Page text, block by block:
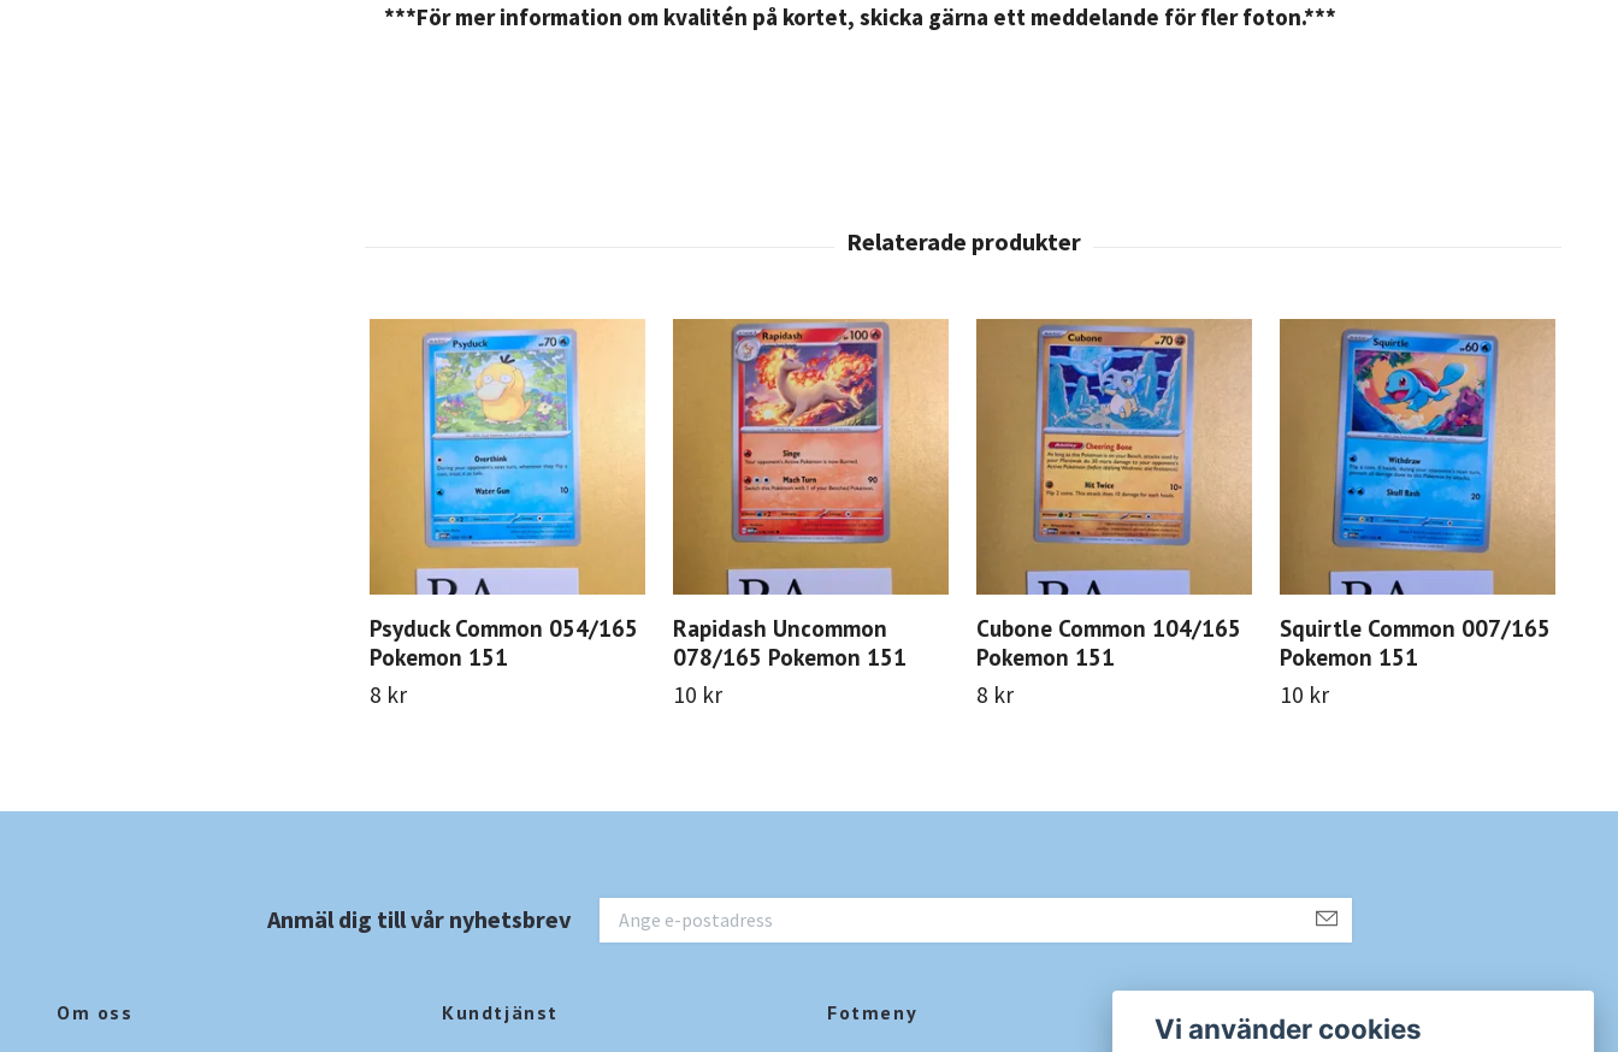
***För mer information om kvalitén på kortet, skicka gärna ett meddelande för fler foton.***
Psyduck Common 054/165
Pokemon 151
8 kr
Rapidash Uncommon
078/165 Pokemon 151
10 kr
Cubone Common 104/165
Pokemon 151
8 kr
Squirtle Common 007/165
Pokemon 151
10 kr
Anmäl dig till vår nyhetsbrev
Om oss Kundtjänst Fotmeny
Vi använder cookies